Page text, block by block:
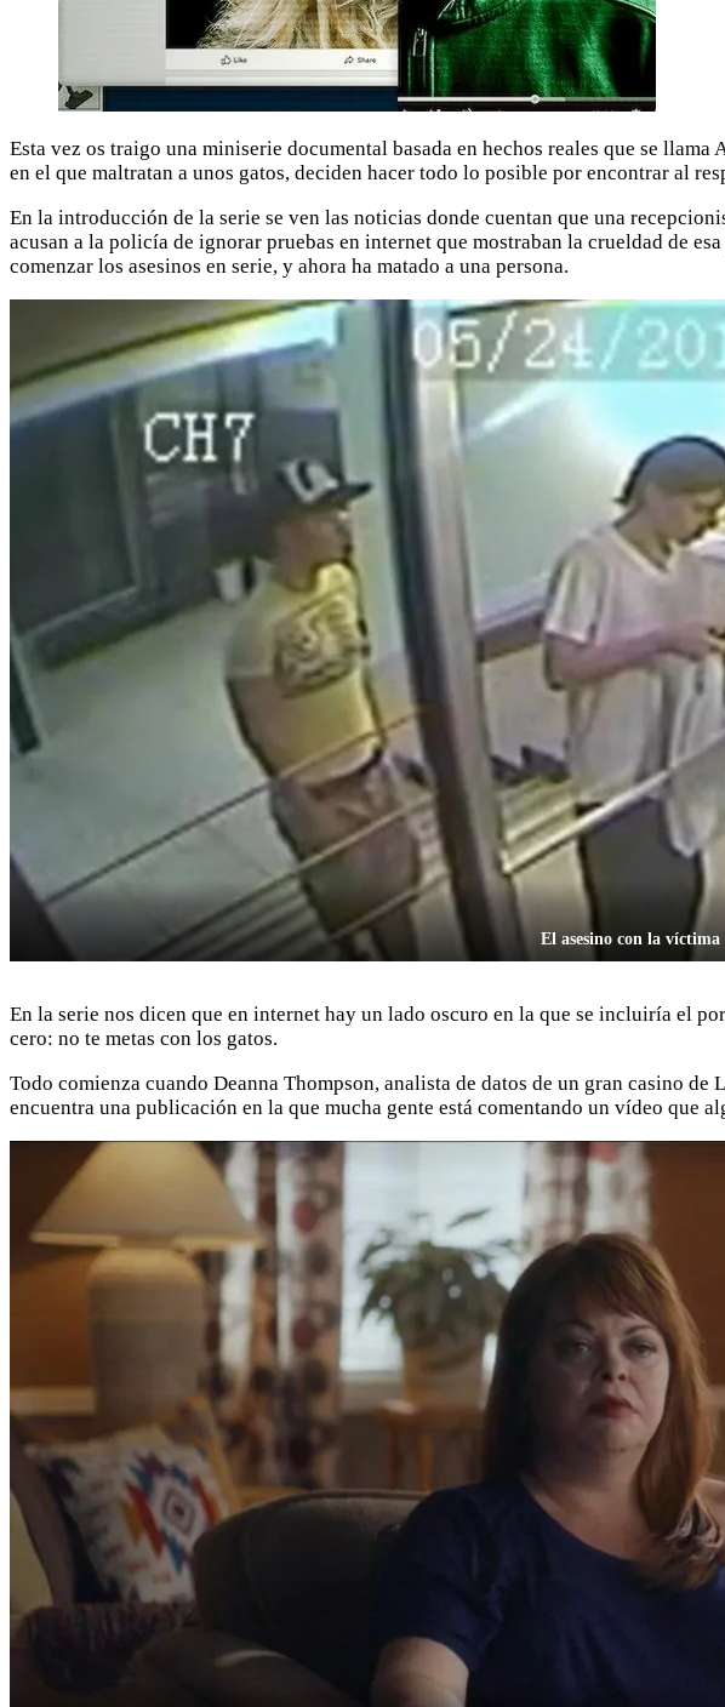
Esta vez os traigo una miniserie documental basada en hechos reales que se
en el que maltratan a unos gatos, deciden hacer todo lo posible por encontrar al
En la introducción de la serie se ven las noticias donde cuentan que una
acusan a la policía de ignorar pruebas en internet que mostraban la crueldad de
comenzar los asesinos en serie, y ahora ha matado a una persona.
El asesino con la víctima
En la serie nos dicen que en internet hay un lado oscuro en la que se incluiría el
cero: no te metas con los gatos.
Todo comienza cuando Deanna Thompson, analista de datos de un gran casino
encuentra una publicación en la que mucha gente está comentando un vídeo que